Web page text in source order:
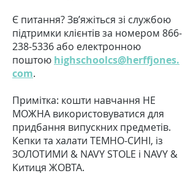
Є питання? Зв’яжіться зі службою
підтримки клієнтів за номером 866-
238-5336або електронною
поштою highschoolcs@herffjones.
com.
Примітка: кошти навчання НЕ
МОЖНА використовуватися для
придбання випускних предметів.
Кепки та халати ТЕМНО-СИНІ, із
ЗОЛОТИМИ & NAVY STOLE і NAVY &
Китиця ЖОВТА.